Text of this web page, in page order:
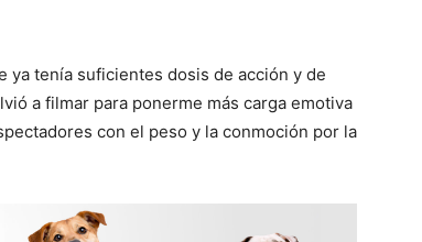
ya tenía suficientes dosis de acción y de
a filmar para ponerme más carga emotiva
con el peso y la conmoción por la